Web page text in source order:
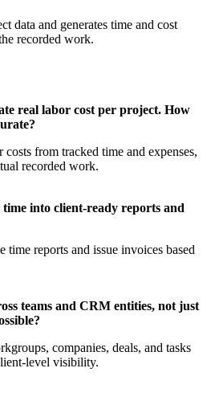
data and generates time and cost
recorded work.
real labor cost per project. How
from tracked time and expenses,
recorded work.
into client-ready reports and
time reports and issue invoices based
teams and CRM entities, not just
companies, deals, and tasks
level visibility.